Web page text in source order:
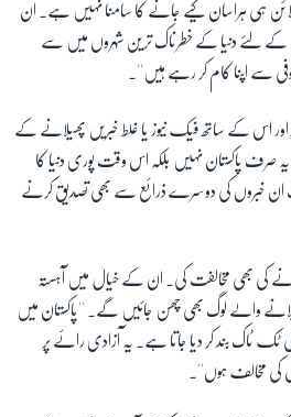
لائن ہی ہراسان کیے جانے کا سامنا نہیں ہے۔ ان
کے لئے دنیا کے خطرناک ترین شہروں میں سے
سے اپنا کام کر رہے ہیں''۔
اور اس کے ساتھ فیک نیوز یا غلط خبریں پھیلانے کے
صرف پاکستان نہیں بلکہ اس وقت پوری دنیا کا
ان خبروں کی دوسرے ذرائع سے بھی تصدیق کرنے
کی بھی مخالفت کی۔ ان کے خیال میں آہستہ
والے لوگ بھی چھن جائیں گے۔ ''پاکستان میں
ٹک ٹاک بند کر دیا جاتا ہے۔ یہ آزادی رائے پر
کی مخالف ہوں''۔